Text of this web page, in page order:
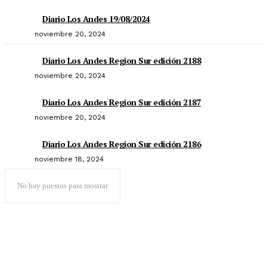
Diario Los Andes 19/08/2024
noviembre 20, 2024
Diario Los Andes Region Sur edición 2188
noviembre 20, 2024
Diario Los Andes Region Sur edición 2187
noviembre 20, 2024
Diario Los Andes Region Sur edición 2186
noviembre 18, 2024
No hay puestos para mostrar